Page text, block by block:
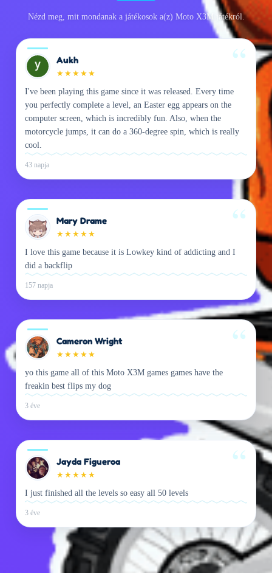
Nézd meg, mit mondanak a játékosok a(z) Moto X3M játékról.
Aukh
★ ★ ★ ★ ★
I've been playing this game since it was released. Every time
you perfectly complete a level, an Easter egg appears on the
computer screen, which is incredibly fun. Also, when the
motorcycle jumps, it can do a 360-degree spin, which is really
cool.
43 napja
Mary Drame
★ ★ ★ ★ ★
I love this game because it is Lowkey kind of addicting and I
did a backflip
157 napja
Cameron Wright
★ ★ ★ ★ ★
yo this game all of this Moto X3M games games have the
freakin best flips my dog
3 éve
Jayda Figueroa
★ ★ ★ ★ ★
I just finished all the levels so easy all 50 levels
3 éve